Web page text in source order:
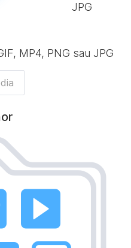
JPG
MP4, PNG sau JPG